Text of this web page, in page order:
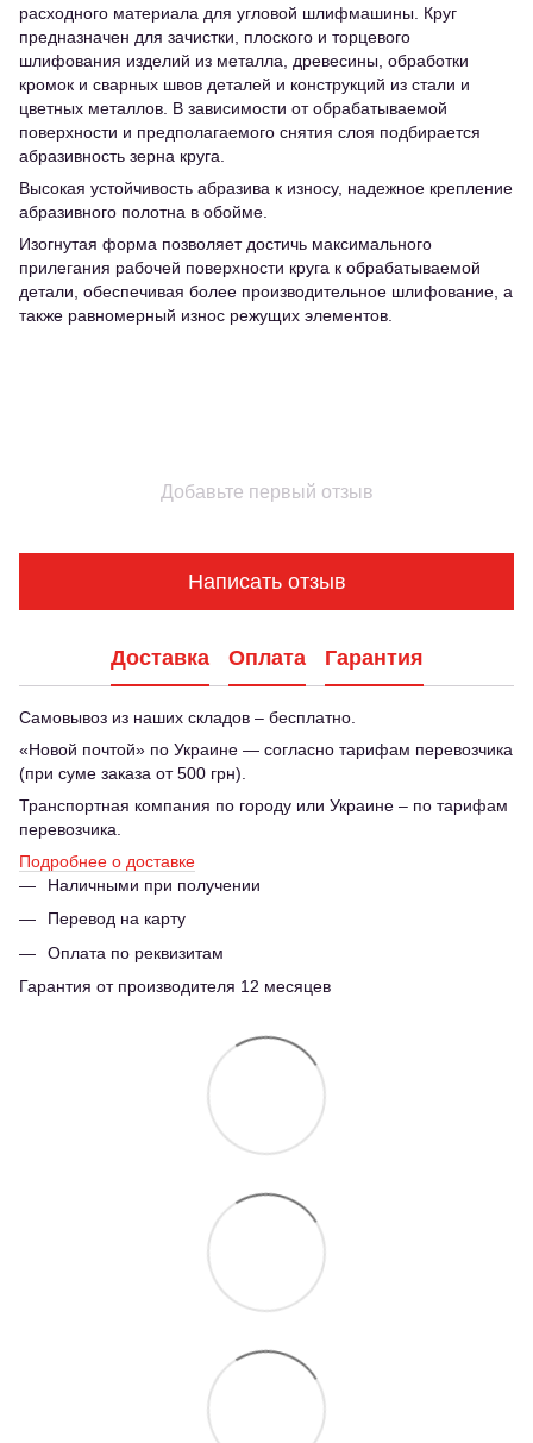
расходного материала для угловой шлифмашины. Круг
предназначен для зачистки, плоского и торцевого
шлифования изделий из металла, древесины, обработки
кромок и сварных швов деталей и конструкций из стали и
цветных металлов. В зависимости от обрабатываемой
поверхности и предполагаемого снятия слоя подбирается
абразивность зерна круга.
Высокая устойчивость абразива к износу, надежное крепление
абразивного полотна в обойме.
Изогнутая форма позволяет достичь максимального
прилегания рабочей поверхности круга к обрабатываемой
детали, обеспечивая более производительное шлифование, а
также равномерный износ режущих элементов.
Добавьте первый отзыв
Написать отзыв
Доставка Оплата Гарантия
Самовывоз из наших складов – бесплатно.
«Новой почтой» по Украине — согласно тарифам перевозчика
(при суме заказа от 500 грн).
Транспортная компания по городу или Украине – по тарифам
перевозчика.
Подробнее о доставке
Наличными при получении
Перевод на карту
Оплата по реквизитам
Гарантия от производителя 12 месяцев